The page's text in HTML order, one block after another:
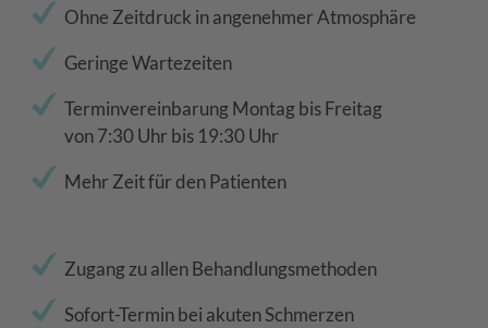
Ohne Zeitdruck in angenehmer Atmosphäre
Geringe Wartezeiten
Terminvereinbarung Montag bis Freitag
von 7:30 Uhr bis 19:30 Uhr
Mehr Zeit für den Patienten
Zugang zu allen Behandlungsmethoden
Sofort-Termin bei akuten Schmerzen